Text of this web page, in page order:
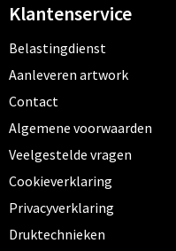
Klantenservice
Belastingdienst
Aanleveren artwork
Contact
Algemene voorwaarden
Veelgestelde vragen
Cookieverklaring
Privacyverklaring
Druktechnieken